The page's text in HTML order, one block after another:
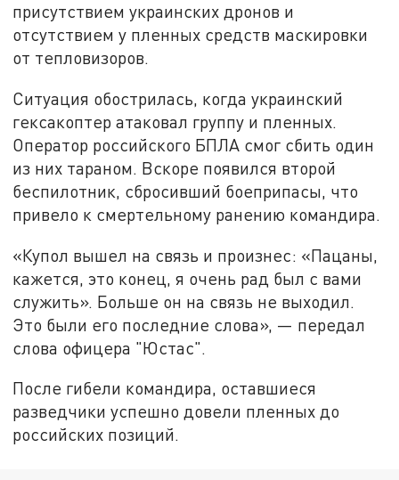
присутствием украинских дронов и
отсутствием у пленных средств маскировки
от тепловизоров.
Ситуация обострилась, когда украинский
гексакоптер атаковал группу и пленных.
Оператор российского БПЛА смог сбить один
из них тараном. Вскоре появился второй
беспилотник, сбросивший боеприпасы, что
привело к смертельному ранению командира.
«Купол вышел на связь и произнес: «Пацаны,
кажется, это конец, я очень рад был с вами
служить». Больше он на связь не выходил.
Это были его последние слова», — передал
слова офицера "Юстас".
После гибели командира, оставшиеся
разведчики успешно довели пленных до
российских позиций.